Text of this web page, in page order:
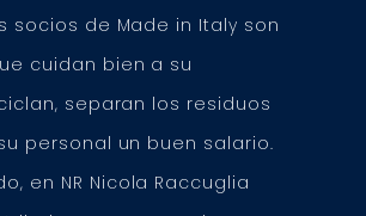
socios de Made in Italy son
cuidan bien a su
separan los residuos
personal un buen salario.
en NR Nicola Raccuglia